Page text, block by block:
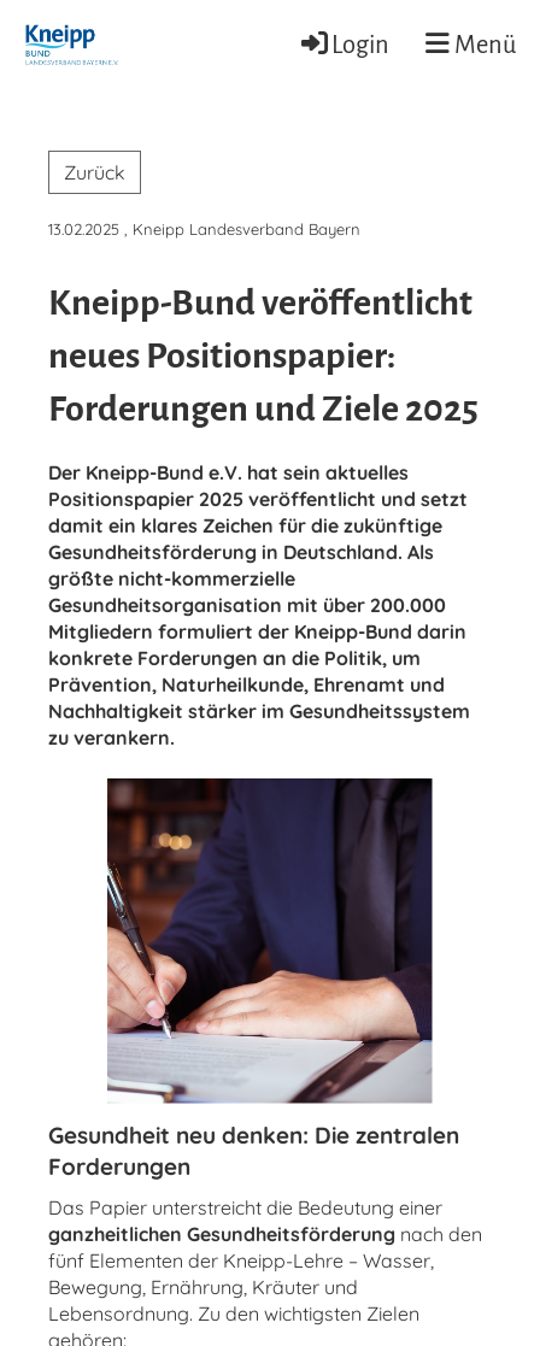
Login Menü
Zurück
13.02.2025 , Kneipp Landesverband Bayern
Kneipp-Bund veröffentlicht
neues Positionspapier:
Forderungen und Ziele 2025
Der Kneipp-Bund e.V. hat sein aktuelles
Positionspapier 2025 veröffentlicht und setzt
damit ein klares Zeichen für die zukünftige
Gesundheitsförderung in Deutschland. Als
größte nicht-kommerzielle
Gesundheitsorganisation mit über 200.000
Mitgliedern formuliert der Kneipp-Bund darin
konkrete Forderungen an die Politik, um
Prävention, Naturheilkunde, Ehrenamt und
Nachhaltigkeit stärker im Gesundheitssystem
zu verankern.
Gesundheit neu denken: Die zentralen
Forderungen
Das Papier unterstreicht die Bedeutung einer
ganzheitlichen Gesundheitsförderung nach den
fünf Elementen der Kneipp-Lehre – Wasser,
Bewegung, Ernährung, Kräuter und
Lebensordnung. Zu den wichtigsten Zielen
gehören: